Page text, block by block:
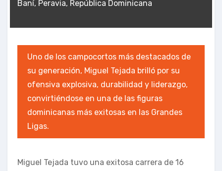
Baní, Peravia, República Dominicana
Uno de los campocortos más destacados de
su generación, Miguel Tejada brilló por su
ofensiva explosiva, durabilidad y liderazgo,
convirtiéndose en una de las figuras
dominicanas más exitosas en las Grandes
Ligas.
Miguel Tejada tuvo una exitosa carrera de 16